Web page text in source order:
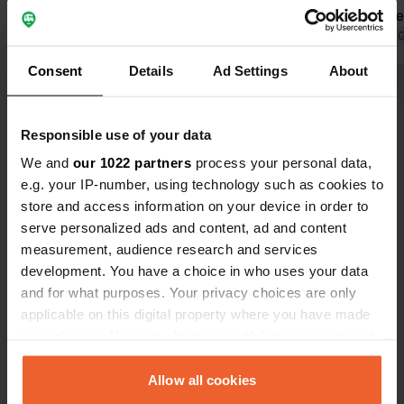
Consent Details Ad Settings About
Responsible use of your data
We and our 1022 partners process your personal data,
e.g. your IP-number, using technology such as cookies to
store and access information on your device in order to
serve personalized ads and content, ad and content
measurement, audience research and services
development. You have a choice in who uses your data
and for what purposes. Your privacy choices are only
applicable on this digital property where you have made
any time from the Cookie Declaration or by clicking on
the Privacy trigger icon.Allow all cookies
prijs-
Vertaald door
Contact
Calle Ardantze 1
31025, Ayegui, Spanje
Kopiëren